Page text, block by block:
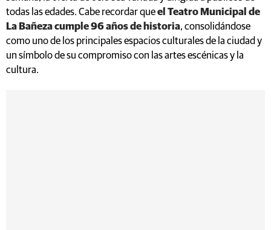
todas las edades. Cabe recordar queel Teatro Municipal de
La Bañeza cumple 96 años de historia, consolidándose
como uno de los principales espacios culturales de la ciudad y
un símbolo de su compromiso con las artes escénicas y la
cultura.